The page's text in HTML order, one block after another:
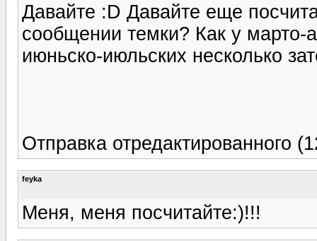
Давайте :D Давайте еще
сообщении темки? Как у марто-
июньско-июльских несколько
Отправка отредактированного
feyka
Меня, меня посчитайте:)!!!